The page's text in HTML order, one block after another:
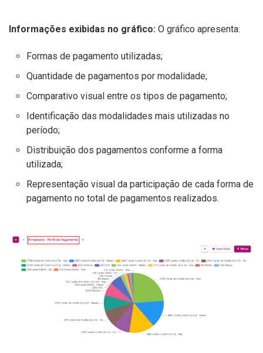
Informações exibidas no gráfico: O gráfico apresenta:
Formas de pagamento utilizadas;
Quantidade de pagamentos por modalidade;
Comparativo visual entre os tipos de pagamento;
Identificação das modalidades mais utilizadas no
período;
Distribuição dos pagamentos conforme a forma
utilizada;
Representação visual da participação de cada forma de
pagamento no total de pagamentos realizados.